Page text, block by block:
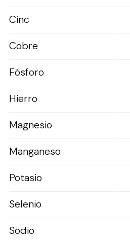
Cinc
Cobre
Fósforo
Hierro
Magnesio
Manganeso
Potasio
Selenio
Sodio